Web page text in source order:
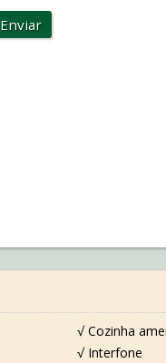
Enviar
√ Cozinha
√ Interfone